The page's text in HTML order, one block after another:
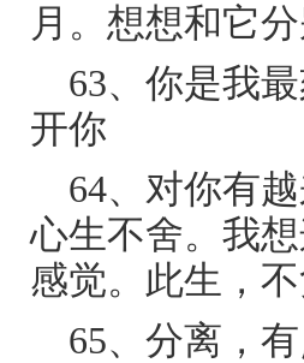
月。想想和它
63、你是我
开你
64、对你有
心生不舍。我
感觉。此生，不
65、分离，